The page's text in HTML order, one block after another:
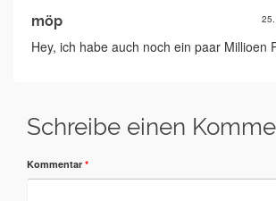
möp
Hey, ich habe auch noch ein paar Millioen
Schreibe einen
Kommentar *